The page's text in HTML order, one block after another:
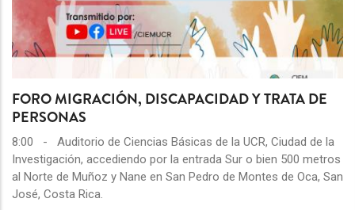
FORO MIGRACIÓN, DISCAPACIDAD Y TRATA DE
PERSONAS
8:00 -
Auditorio de Ciencias Básicas de la UCR, Ciudad de la
Investigación, accediendo por la entrada Sur o bien 500 metros
al Norte de Muñoz y Nane en San Pedro de Montes de Oca, San
José, Costa Rica.